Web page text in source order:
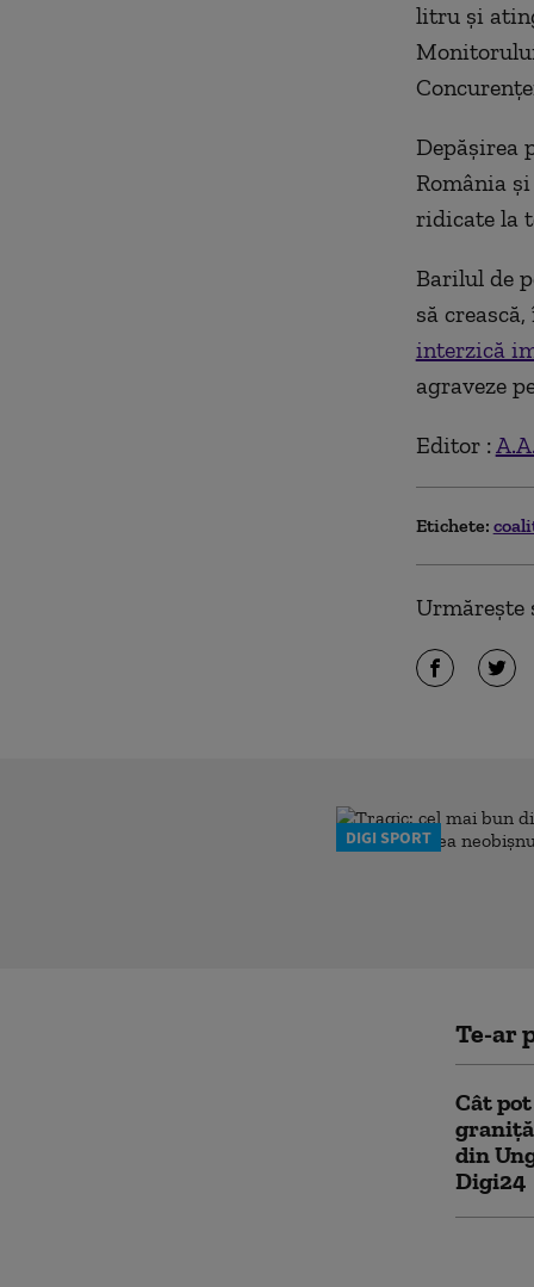
litru și
Depăşirea
România
ridicate la
Barilul de
să
interzică
agraveze
Editor : A.A.
Etichete:
Urmărește
DIGI SPORT
Te-ar
Cât
din
Digi24